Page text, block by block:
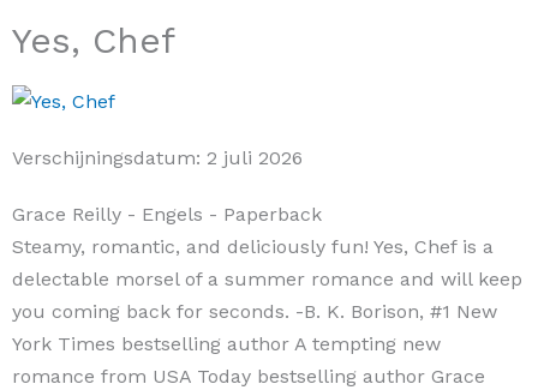
Yes, Chef
Verschijningsdatum: 2 juli 2026
Grace Reilly - Engels - Paperback
Steamy, romantic, and deliciously fun! Yes, Chef is a
delectable morsel of a summer romance and will keep
you coming back for seconds. -B. K. Borison, #1 New
York Times bestselling author A tempting new
romance from USA Today bestselling author Grace